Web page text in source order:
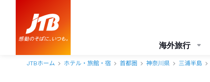
海外旅行
JTBホーム ホテル・旅館・宿 首都圏 神奈川県 三浦半島